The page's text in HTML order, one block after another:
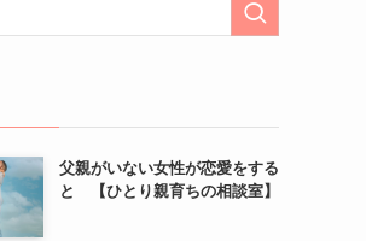
父親がいない女性が恋愛をする
と 【ひとり親育ちの相談室】